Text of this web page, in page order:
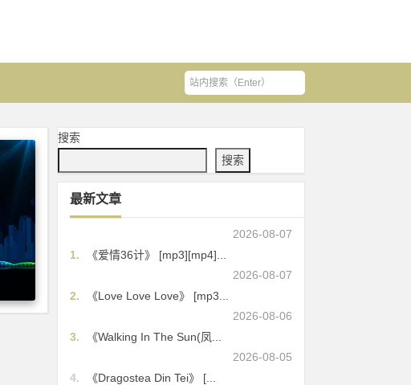
搜索
搜索
最新文章
2026-08-07
1.
《爱情36计》 [mp3][mp4]...
2026-08-07
2.
《Love Love Love》 [mp3...
2026-08-06
3.
《Walking In The Sun(凤...
2026-08-05
4.
《Dragostea Din Tei》 [...